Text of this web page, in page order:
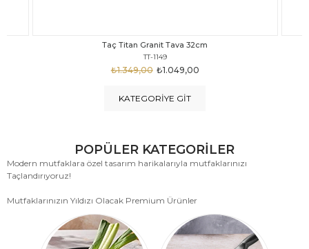
Taç Titan Granit Tava 30cm
TT-1148
₺999,00
₺1.875,00
KATEGORIYE GIT
POPÜLER KATEGORİLER
Modern mutfaklara özel tasarım harikalarıyla mutfaklarınızı
Taçlandırıyoruz!
Mutfaklarınızın Yıldızı Olacak Premium Ürünler